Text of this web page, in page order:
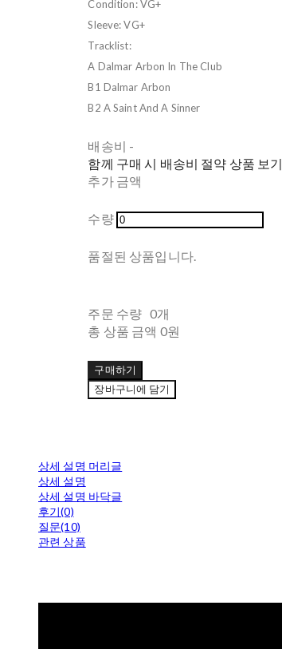
Condition: VG+
Sleeve: VG+
Tracklist:
A Dalmar Arbon In The Club
B1 Dalmar Arbon
B2 A Saint And A Sinner
배송비 -
함께 구매 시 배송비 절약 상품 보기
추가 금액
수량
품절된 상품입니다.
주문 수량 0개
총 상품 금액 0원
구매하기
장바구니에 담기
상세 설명 머리글
상세 설명
상세 설명 바닥글
후기(0)
질문(10)
관련 상품